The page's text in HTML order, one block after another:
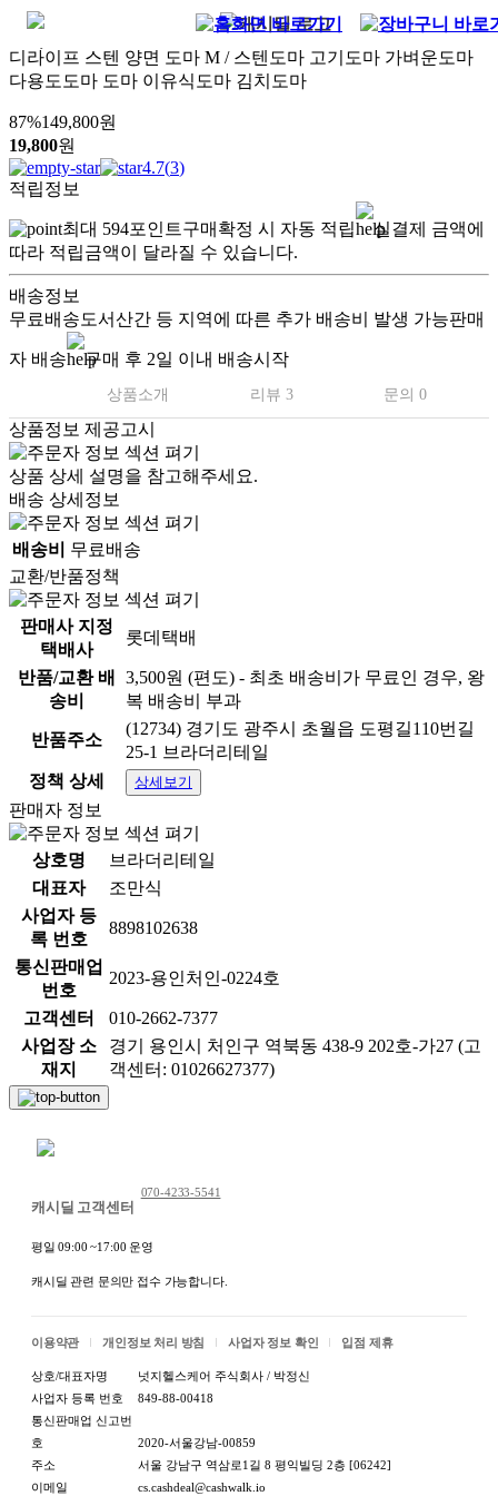
디라이프 스텐 양면 도마 M / 스텐도마 고기도마 가벼운도마
다용도도마 도마 이유식도마 김치도마
87%149,800원
19,800원
4.7(3)
적립정보
최대 594포인트구매확정 시 자동 적립
실결제 금액에
따라 적립금액이 달라질 수 있습니다.
배송정보
무료배송도서산간 등 지역에 따른 추가 배송비 발생 가능판매
자 배송 구매 후 2일 이내 배송시작
상품소개 리뷰 3 문의 0
상품정보 제공고시
상품 상세 설명을 참고해주세요.
배송 상세정보
배송비
무료배송
교환/반품정책
판매사 지정
택배사
롯데택배
반품/교환 배
송비
3,500원 (편도) - 최초 배송비가 무료인 경우, 왕
복 배송비 부과
반품주소
(12734) 경기도 광주시 초월읍 도평길110번길
25-1 브라더리테일
정책 상세
상세보기
판매자 정보
상호명
브라더리테일
대표자
조만식
사업자 등
록 번호
8898102638
통신판매업
번호
2023-용인처인-0224호
고객센터
010-2662-7377
사업장 소
재지
경기 용인시 처인구 역북동 438-9 202호-가27 (고
객센터: 01026627377)
캐시딜 고객센터
070-4233-5541
평일 09:00 ~17:00 운영
캐시딜 관련 문의만 접수 가능합니다.
이용약관 개인정보 처리 방침 사업자 정보 확인 입점 제휴
상호/대표자명
넛지헬스케어 주식회사 / 박정신
사업자 등록 번호
849-88-00418
통신판매업 신고번
호
2020-서울강남-00859
주소
서울 강남구 역삼로1길 8 평익빌딩 2층 [06242]
이메일
cs.cashdeal@cashwalk.io